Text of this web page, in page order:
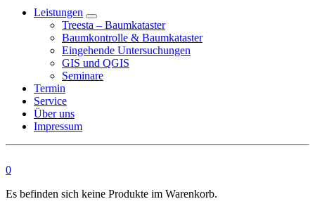
Leistungen
Treesta – Baumkataster
Baumkontrolle & Baumkataster
Eingehende Untersuchungen
GIS und QGIS
Seminare
Termin
Service
Über uns
Impressum
0
Es befinden sich keine Produkte im Warenkorb.